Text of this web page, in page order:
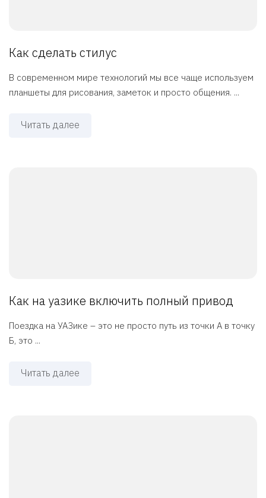
Как сделать стилус
В современном мире технологий мы все чаще используем
планшеты для рисования, заметок и просто общения. ...
Читать далее
Как на уазике включить полный привод
Поездка на УАЗике – это не просто путь из точки А в точку
Б, это ...
Читать далее